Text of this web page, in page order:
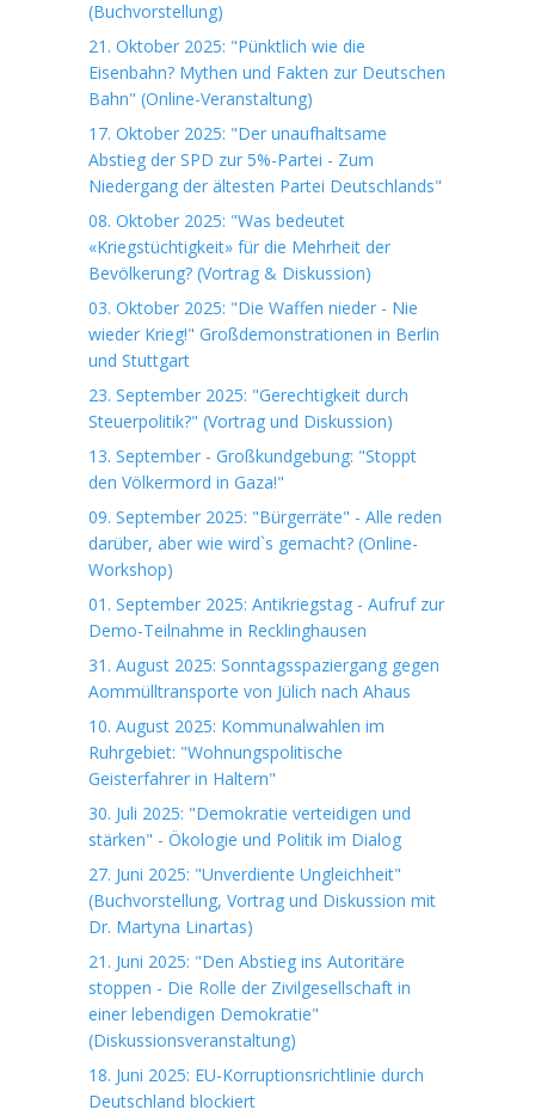
(Buchvorstellung)
21. Oktober 2025: "Pünktlich wie die
Eisenbahn? Mythen und Fakten zur Deutschen
Bahn" (Online-Veranstaltung)
17. Oktober 2025: "Der unaufhaltsame
Abstieg der SPD zur 5%-Partei - Zum
Niedergang der ältesten Partei Deutschlands"
08. Oktober 2025: "Was bedeutet
«Kriegstüchtigkeit» für die Mehrheit der
Bevölkerung? (Vortrag & Diskussion)
03. Oktober 2025: "Die Waffen nieder - Nie
wieder Krieg!" Großdemonstrationen in Berlin
und Stuttgart
23. September 2025: "Gerechtigkeit durch
Steuerpolitik?" (Vortrag und Diskussion)
13. September - Großkundgebung: "Stoppt
den Völkermord in Gaza!"
09. September 2025: "Bürgerräte" - Alle reden
darüber, aber wie wird`s gemacht? (Online-
Workshop)
01. September 2025: Antikriegstag - Aufruf zur
Demo-Teilnahme in Recklinghausen
31. August 2025: Sonntagsspaziergang gegen
Aommülltransporte von Jülich nach Ahaus
10. August 2025: Kommunalwahlen im
Ruhrgebiet: "Wohnungspolitische
Geisterfahrer in Haltern"
30. Juli 2025: "Demokratie verteidigen und
stärken" - Ökologie und Politik im Dialog
27. Juni 2025: "Unverdiente Ungleichheit"
(Buchvorstellung, Vortrag und Diskussion mit
Dr. Martyna Linartas)
21. Juni 2025: "Den Abstieg ins Autoritäre
stoppen - Die Rolle der Zivilgesellschaft in
einer lebendigen Demokratie"
(Diskussionsveranstaltung)
18. Juni 2025: EU-Korruptionsrichtlinie durch
Deutschland blockiert